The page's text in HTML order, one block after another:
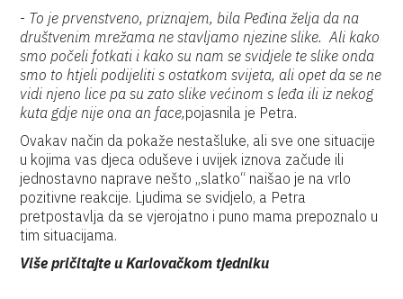
- To je prvenstveno, priznajem, bila Peđina želja da na
društvenim mrežama ne stavljamo njezine slike. Ali kako
smo počeli fotkati i kako su nam se svidjele te slike onda
smo to htjeli podijeliti s ostatkom svijeta, ali opet da se ne
vidi njeno lice pa su zato slike većinom s leđa ili iz nekog
kuta gdje nije ona an face,pojasnila je Petra.
Ovakav način da pokaže nestašluke, ali sve one situacije
u kojima vas djeca oduševe i uvijek iznova začude ili
jednostavno naprave nešto „slatko“ naišao je na vrlo
pozitivne reakcije. Ljudima se svidjelo, a Petra
pretpostavlja da se vjerojatno i puno mama prepoznalo u
tim situacijama.
Više pričitajte u Karlovačkom tjedniku